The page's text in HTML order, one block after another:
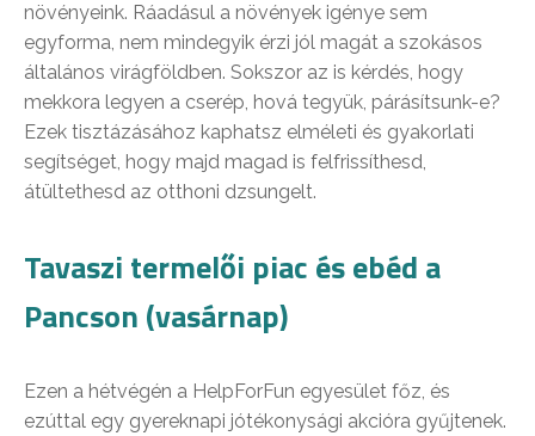
növényeink. Ráadásul a növények igénye sem
egyforma, nem mindegyik érzi jól magát a szokásos
általános virágföldben. Sokszor az is kérdés, hogy
mekkora legyen a cserép, hová tegyük, párásítsunk-e?
Ezek tisztázásához kaphatsz elméleti és gyakorlati
segítséget, hogy majd magad is felfrissíthesd,
átültethesd az otthoni dzsungelt.
Tavaszi termelői piac és ebéd a
Pancson (vasárnap)
Ezen a hétvégén a HelpForFun egyesület főz, és
ezúttal egy gyereknapi jótékonysági akcióra gyűjtenek.